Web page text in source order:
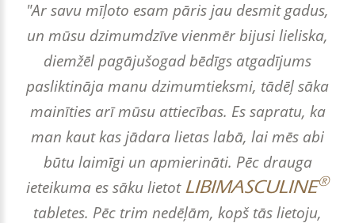
"Ar savu mīļoto esam pāris jau desmit gadus,
un mūsu dzimumdzīve vienmēr bijusi lieliska,
diemžēl pagājušogad bēdīgs atgadījums
pasliktināja manu dzimumtieksmi, tādēļ sāka
mainīties arī mūsu attiecības. Es sapratu, ka
man kaut kas jādara lietas labā, lai mēs abi
būtu laimīgi un apmierināti. Pēc drauga
ieteikuma es sāku lietot LIBIMASCULINE®
tabletes. Pēc trim nedēļām, kopš tās lietoju,